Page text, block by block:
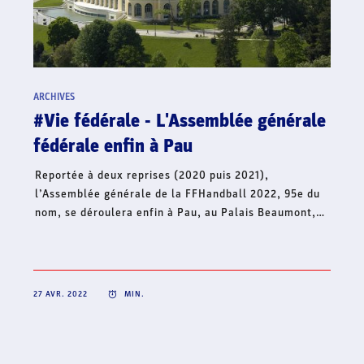
ARCHIVES
#Hand'Solidaire - La famille du
de fonds en soutien à l’Ukraine
Dans le contexte international actuel et face à la
situation humanitaire qui s’aggrave, le handball
français continue d’affirmer son soutien à l’Ukraine et
lance, ce jour, une collecte de fonds à travers sa
Fondation Hand’Solidaire. Cet élan de solidarité
22 AVR. 2022 MIN.